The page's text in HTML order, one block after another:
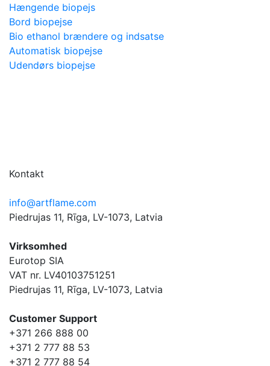
Hængende biopejs
Bord biopejse
Bio ethanol brændere og indsatse
Automatisk biopejse
Udendørs biopejse
Kontakt
info@artflame.com
Piedrujas 11, Rīga, LV-1073, Latvia
Virksomhed
Eurotop SIA
VAT nr. LV40103751251
Piedrujas 11, Rīga, LV-1073, Latvia
Сustomer Support
+371 266 888 00
+371 2 777 88 53
+371 2 777 88 54